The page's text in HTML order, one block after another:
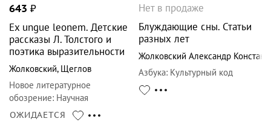
643 ₽
Ex ungue leonem. Детские
рассказы Л. Толстого и
поэтика выразительности
Жолковский, Щеглов
Новое литературное
обозрение: Научная
библиотека
ОЖИДАЕТСЯ
Нет в продаже
Блуждающие сны. Статьи
разных лет
Жолковский Александр
Азбука: Культурный код